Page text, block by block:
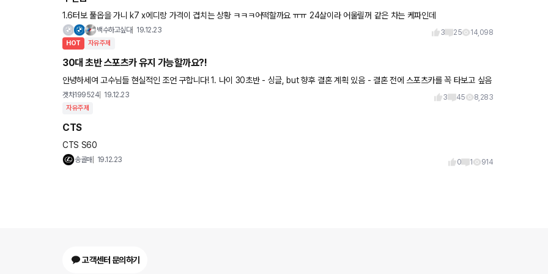
1.6터보 풀옵을 가니 k7 x에디랑 가격이 겹치는 상황 ㅋㅋㅋ어떡할까요 ㅠㅠ 24살이라 어울릴꺼 같은 차는 케파인데
백수하고싶다 19.12.23 3 25 14,098
HOT 자유주제
30대 초반 스포츠카 유지 가능할까요?!
안녕하세여 고수님들 현실적인 조언 구합니다! 1. 나이 30초반 - 싱글, but 향후 결혼 계획 있음 - 결혼 전에 스포츠카를 꼭 타보고 싶음
ㅜㅜ 2. 연봉 세전 5천 3. 자산 1.5억
겟차199524 19.12.23 3 45 8,283
자유주제
CTS
CTS S60
송골매 19.12.23 0 1 914
고객센터 문의하기